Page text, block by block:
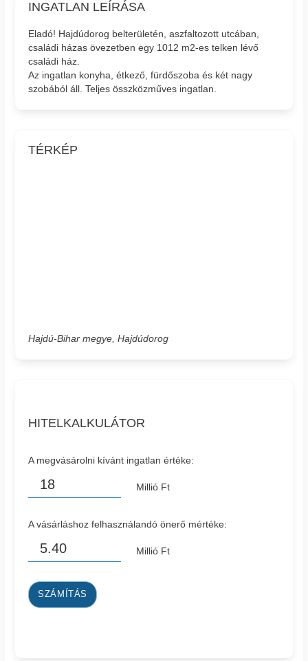
INGATLAN LEÍRÁSA
Eladó! Hajdúdorog belterületén, aszfaltozott utcában,
családi házas övezetben egy 1012 m2-es telken lévő
családi ház.
Az ingatlan konyha, étkező, fürdőszoba és két nagy
szobából áll. Teljes összközműves ingatlan.
TÉRKÉP
Hajdú-Bihar megye, Hajdúdorog
HITELKALKULÁTOR
A megvásárolni kívánt ingatlan értéke:
Millió Ft
A vásárláshoz felhasználandó önerő mértéke:
Millió Ft
SZÁMÍTÁS